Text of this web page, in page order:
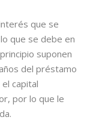
que se
que se debe en
suponen
del préstamo
capital
por lo que le